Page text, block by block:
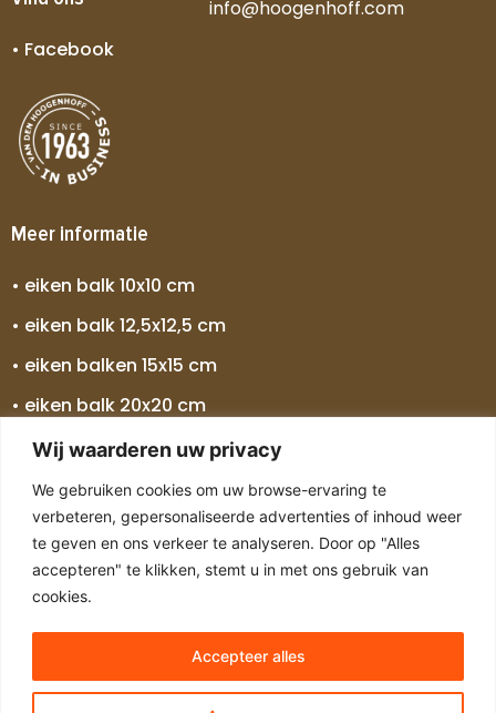
Wij waarderen uw privacy
We gebruiken cookies om uw browse-ervaring te
verbeteren, gepersonaliseerde advertenties of inhoud weer
te geven en ons verkeer te analyseren. Door op "Alles
accepteren" te klikken, stemt u in met ons gebruik van
cookies.
Accepteer alles
• Facebook
info@hoogenhoff.com
Meer informatie
• eiken balk 10x10 cm
• eiken balk 12,5x12,5 cm
• eiken balken 15x15 cm
• eiken balk 20x20 cm
• eiken balk 25x25 cm
• eiken balken 30x30 cm
• eiken balk 5 meter
• eiken balk 7 meter
Copyright © 2024 Alle rechten voorbehouden